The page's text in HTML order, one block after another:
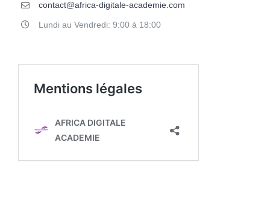
contact@africa-digitale-academie.com
Lundi au Vendredi: 9:00 à 18:00